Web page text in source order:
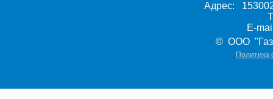
Адрес:
E-
© ООО
Политика